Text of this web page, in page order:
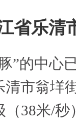
省乐清
”的中心
市翁垟
（38米/秒